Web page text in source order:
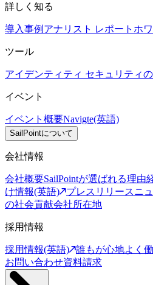
詳しく知る
導入事例 アナリスト レポート ホ
ツール
アイデンティティ セキュリティ
イベント
イベント概要Navigte(英語)
SailPointについて
会社情報
会社概要SailPointが選ばれる理由
け情報(英語)
プレスリリースニ
の社会貢献会社所在地
採用情報
採用情報(英語)
誰もが心地よく
お問い合わせ資料請求